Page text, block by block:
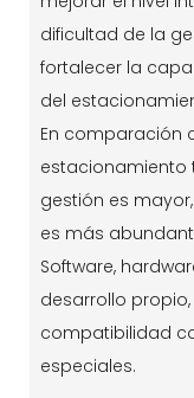
dificultad de la
fortalecer la
del
En comparación
estacionamiento
gestión es
es más
Software,
desarrollo
compatibilidad
especiales.